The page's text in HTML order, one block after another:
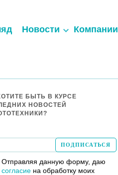
Новости Компании
БЫТЬ В КУРСЕ
НОВОСТЕЙ
Отправляя данную форму, даю
согласиена обработку моих